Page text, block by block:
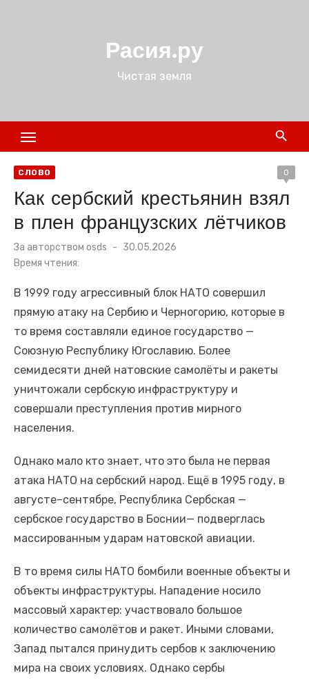
Расия.ру
Чистая земля
СЛОВО 0
Как сербский крестьянин взял
в плен французских лётчиков
За авторством osds
Размещено
30.05.2026
Время чтения:
В 1999 году агрессивный блок НАТО совершил
прямую атаку на Сербию и Черногорию, которые в
то время составляли единое государство —
Союзную Республику Югославию. Более
семидесяти дней натовские самолёты и ракеты
уничтожали сербскую инфраструктуру и
совершали преступления против мирного
населения.
Однако мало кто знает, что это была не первая
атака НАТО на сербский народ. Ещё в 1995 году, в
августе–сентябре, Республика Сербская —
сербское государство в Боснии— подверглась
массированным ударам натовской авиации.
В то время силы НАТО бомбили военные объекты и
объекты инфраструктуры. Нападение носило
массовый характер: участвовало большое
количество самолётов и ракет. Иными словами,
Запад пытался принудить сербов к заключению
мира на своих условиях. Однако сербы